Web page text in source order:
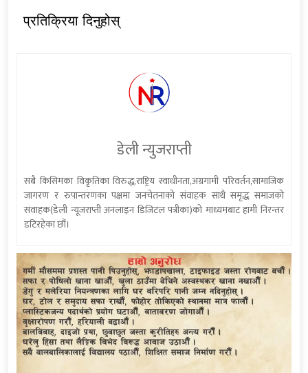
प्रतिक्रिया दिनुहोस्
डेली न्युजराप्ती
सबै किसिमका विकृतिका विरुद्ध,राष्ट्रिय स्वाधीनता,अग्रगामी परिवर्तन,सामाजिक
जागरण र रुपान्तरणका पक्षमा जनचेतनाको संवाहक साथै समृद्ध समाजको
संवाहक(डेली न्यूजराप्ती अनलाइन डिजिटल पत्रीका)को माध्यमबाट हामी निरन्तर
डटिरहेका छौं।